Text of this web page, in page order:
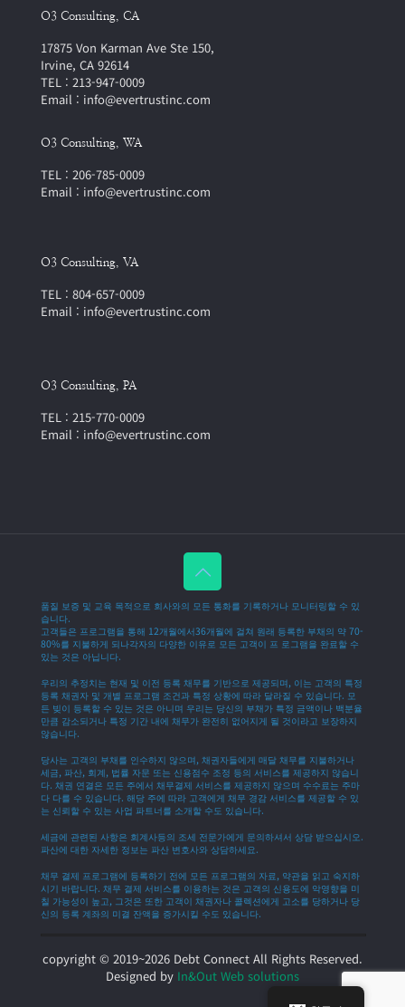
O3 Consulting, CA
17875 Von Karman Ave Ste 150,
Irvine, CA 92614
TEL : 213-947-0009
Email : info@evertrustinc.com
O3 Consulting, WA
TEL : 206-785-0009
Email : info@evertrustinc.com
O3 Consulting, VA
TEL : 804-657-0009
Email : info@evertrustinc.com
O3 Consulting, PA
TEL : 215-770-0009
Email : info@evertrustinc.com
품질 보증 및 교육 목적으로 회사와의 모든 통화를 기록하거나 모니터링할 수 있
습니다.
고객들은 프로그램을 통해 12개월에서36개월에 걸쳐 원래 등록한 부채의 약 70-
80%를 지불하게 되나각자의 다양한 이유로 모든 고객이 프 로그램을 완료할 수
있는 것은 아닙니다.
우리의 추정치는 현재 및 이전 등록 채무를 기반으로 제공되며, 이는 고객의 특정
등록 채권자 및 개별 프로그램 조건과 특정 상황에 따라 달라질 수 있습니다. 모
든 빚이 등록할 수 있는 것은 아니며 우리는 당신의 부채가 특정 금액이나 백분율
만큼 감소되거나 특정 기간 내에 채무가 완전히 없어지게 될 것이라고 보장하지
않습니다.
당사는 고객의 부채를 인수하지 않으며, 채권자들에게 매달 채무를 지불하거나
세금, 파산, 회계, 법률 자문 또는 신용점수 조정 등의 서비스를 제공하지 않습니
다. 채권 연결은 모든 주에서 채무결제 서비스를 제공하지 않으며 수수료는 주마
다 다를 수 있습니다. 해당 주에 따라 고객에게 채무 경감 서비스를 제공할 수 있
는 신뢰할 수 있는 사업 파트너를 소개할 수도 있습니다.
세금에 관련된 사항은 회계사등의 조세 전문가에게 문의하셔서 상담 받으십시오.
파산에 대한 자세한 정보는 파산 변호사와 상담하세요.
채무 결제 프로그램에 등록하기 전에 모든 프로그램의 자료, 약관을 읽고 숙지하
시기 바랍니다. 채무 결제 서비스를 이용하는 것은 고객의 신용도에 악영향을 미
칠 가능성이 높고, 그것은 또한 고객이 채권자나 콜렉션에게 고소를 당하거나 당
신의 등록 계좌의 미결 잔액을 증가시킬 수도 있습니다.
copyright © 2019~2026 Debt Connect All Rights Reserved.
Designed by In&Out Web solutions